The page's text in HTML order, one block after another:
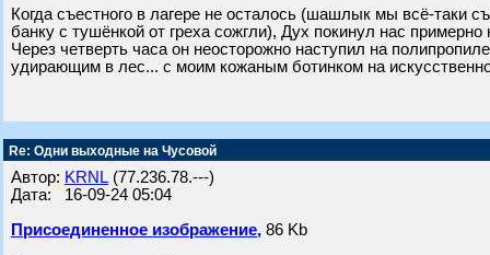
Когда съестного в лагере не осталось (шашлык мы всё-таки
банку с тушёнкой от греха сожгли), Дух покинул нас примерно
Через четверть часа он неосторожно наступил на
удирающим в лес... с моим кожаным ботинком на
Re: Одни выходные на Чусовой
Автор: KRNL (77.236.78.---)
Дата: 16-09-24 05:04
Присоединенное изображение, 86 Kb